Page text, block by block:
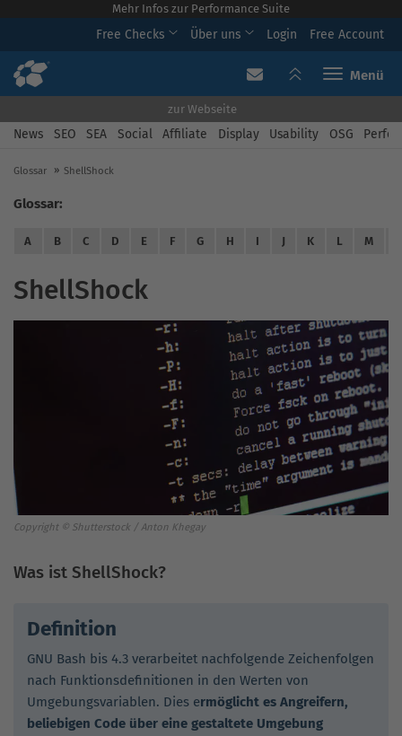
Mehr Infos zur Performance Suite
Free Checks Über uns Login Free Account
Toggle
zur Webseite
News SEO SEA Social Affiliate Display Usability OSG
Glossar ShellShock
Glossar:
A B C D E F G H I J K L M
ShellShock
Copyright © Shutterstock / Anton Khegay
Was ist ShellShock?
Definition
GNU Bash bis 4.3 verarbeitet nachfolgende Zeichenfolgen
nach Funktionsdefinitionen in den Werten von
Umgebungsvariablen. Dies ermöglicht es Angreifern,
beliebigen Code über eine gestaltete Umgebung